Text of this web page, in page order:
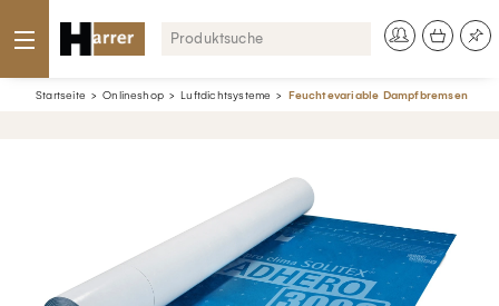
Startseite Onlineshop Luftdichtsysteme Feuchtevariable Dampfbremsen